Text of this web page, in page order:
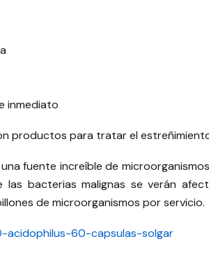
inmediato
productos para tratar el
una fuente increíble de
bacterias malignas se verán
de microorganismos por servicio.
acidophilus-60-capsulas-solgar